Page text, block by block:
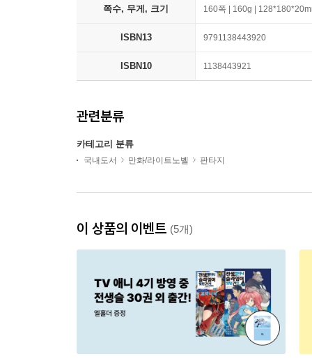
쪽수, 무게, 크기 160쪽 | 160g |
ISBN13 9791138443920
ISBN10 1138443921
관련분류
카테고리 분류
국내도서 만화/라이트노벨 판타지
이 상품의 이벤트 (5개)